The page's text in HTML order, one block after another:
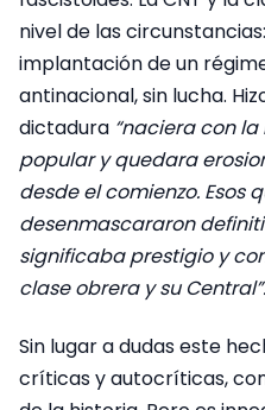
nivel de las
implantación de un
antinacional, sin lucha.
dictadura “naciera con
popular y quedara
desde el comienzo. Esos
desenmascararon
significaba prestigio y
clase obrera y su Central”.
Sin lugar a dudas este
críticas y autocríticas,